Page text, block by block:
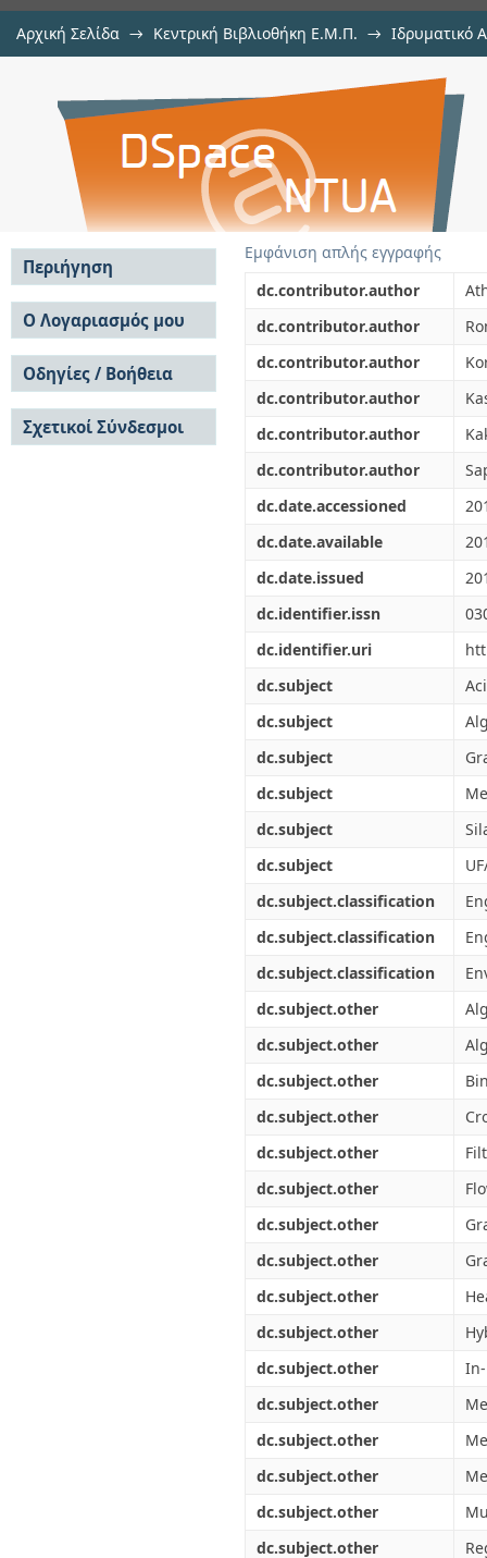
Αρχική Σελίδα → Κεντρική Βιβλιοθήκη Ε.Μ.Π. → Ιδρυματικό
Grafting of alginates on UF/
treatment
Εμφάνιση απλής εγγραφής
dc.contributor.author
dc.contributor.author
dc.contributor.author
dc.contributor.author
dc.contributor.author
dc.contributor.author
dc.date.accessioned
dc.date.available
dc.date.issued
dc.identifier.issn
dc.identifier.uri
dc.subject
dc.subject
dc.subject
dc.subject
dc.subject
dc.subject
dc.subject.classification
dc.subject.classification
dc.subject.classification
dc.subject.other
dc.subject.other
dc.subject.other
dc.subject.other
dc.subject.other
dc.subject.other
dc.subject.other
dc.subject.other
dc.subject.other
dc.subject.other
dc.subject.other
dc.subject.other
dc.subject.other
dc.subject.other
dc.subject.other
dc.subject.other
Περιήγηση
Σε όλο το DSpace
Κοινότητες & Συλλογές
Ανά Ημερομηνία
Έκδοσης
Συγγραφείς
Τίτλοι
Θέματα
Ο Λογαριασμός μου
Σύνδεση
Εγγραφή
Οδηγίες / Βοήθεια
Οδηγίες Υποβολής
Οδηγίες Χρήσης ΙΑ
Συχνές Ερωτήσεις
Σχετικοί Σύνδεσμοι